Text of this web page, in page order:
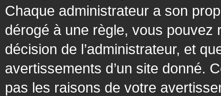
Chaque administrateur a son
dérogé à une règle, vous pouvez
décision de l’administrateur, et
avertissements d’un site donné.
pas les raisons de votre